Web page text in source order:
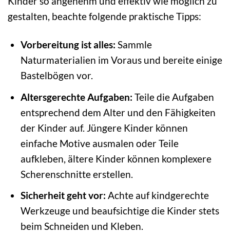
gestalten, beachte folgende praktische Tipps:
Vorbereitung ist alles: Sammle
Naturmaterialien im Voraus und bereite einige
Bastelbögen vor.
Altersgerechte Aufgaben: Teile die Aufgaben
entsprechend dem Alter und den Fähigkeiten
der Kinder auf. Jüngere Kinder können
einfache Motive ausmalen oder Teile
aufkleben, ältere Kinder können komplexere
Scherenschnitte erstellen.
Sicherheit geht vor: Achte auf kindgerechte
Werkzeuge und beaufsichtige die Kinder stets
beim Schneiden und Kleben.